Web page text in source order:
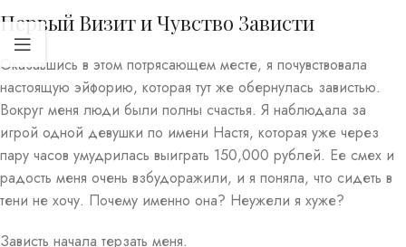
Первый Визит и Чувство Зависти
Оказавшись в этом потрясающем месте, я почувствовала
настоящую эйфорию, которая тут же обернулась завистью.
Вокруг меня люди были полны счастья. Я наблюдала за
игрой одной девушки по имени Настя, которая уже через
пару часов умудрилась выиграть 150,000 рублей. Ее смех и
радость меня очень взбудоражили, и я поняла, что сидеть в
тени не хочу. Почему именно она? Неужели я хуже?
Зависть начала терзать меня.